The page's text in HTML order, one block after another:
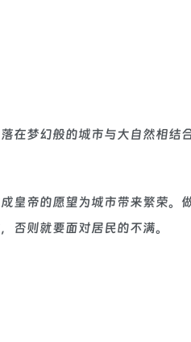
在梦幻般的城市与大自然相结
皇帝的愿望为城市带来繁荣。
否则就要面对居民的不满。